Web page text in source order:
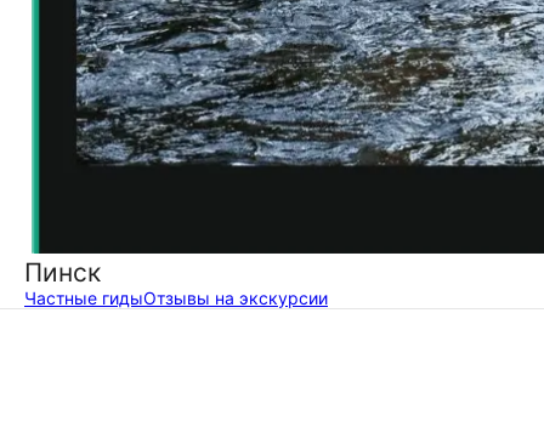
Пинск
Частные гидыОтзывы на экскурсии